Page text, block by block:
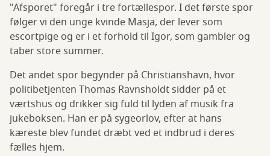
"Afsporet" foregår i tre fortællespor. I det første spor
følger vi den unge kvinde Masja, der lever som
escortpige og er i et forhold til Igor, som gambler og
taber store summer.
Det andet spor begynder på Christianshavn, hvor
politibetjenten Thomas Ravnsholdt sidder på et
værtshus og drikker sig fuld til lyden af musik fra
jukeboksen. Han er på sygeorlov, efter at hans
kæreste blev fundet dræbt ved et indbrud i deres
fælles hjem.